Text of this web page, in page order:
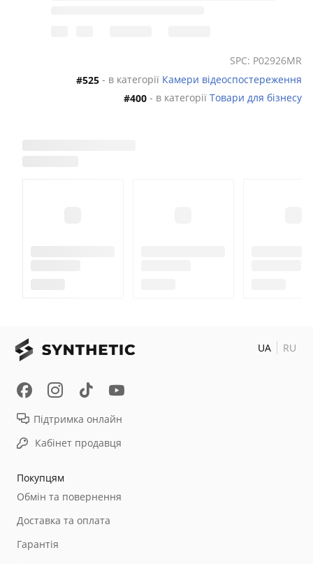
SPC: P02926MR
#525 - в категорії Камери відеоспостереження
#400 - в категорії Товари для бізнесу
Покупцям
Обмін та повернення
Доставка та оплата
Гарантія
Підтримка онлайн
Кабінет продавця
UA RU